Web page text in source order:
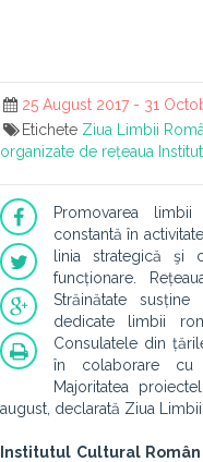
25 August 2017 - 31
Etichete Ziua Limbii
organizate de rețeaua
Promovarea
constantă în
linia strategică şi
funcționare.
Străinătate
dedicate limbii
Consulatele din
în colaborare cu
Majoritatea
august, declarată Ziua
Institutul Cultural